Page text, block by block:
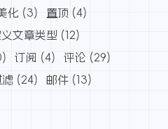
化 (3) 置顶 (4)
文章类型 (12)
订阅 (4) 评论 (29)
滤 (24) 邮件 (13)